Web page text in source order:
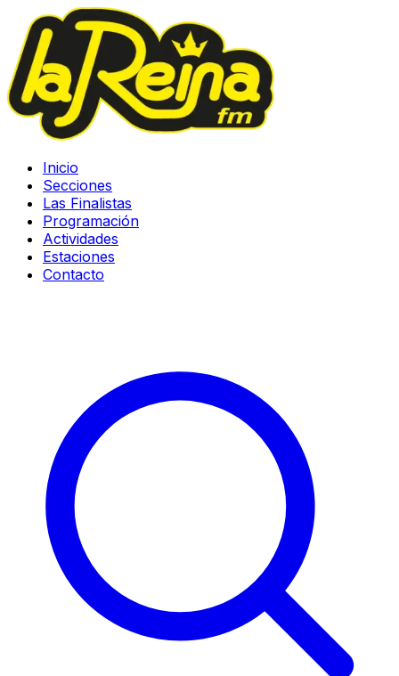
Inicio
Secciones
Las Finalistas
Programación
Actividades
Estaciones
Contacto